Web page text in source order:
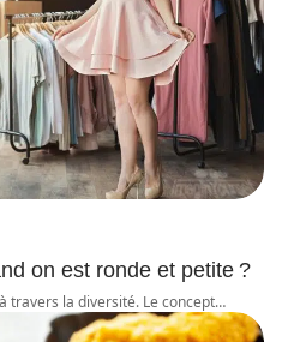
on est ronde et petite ?
travers la diversité. Le concept…